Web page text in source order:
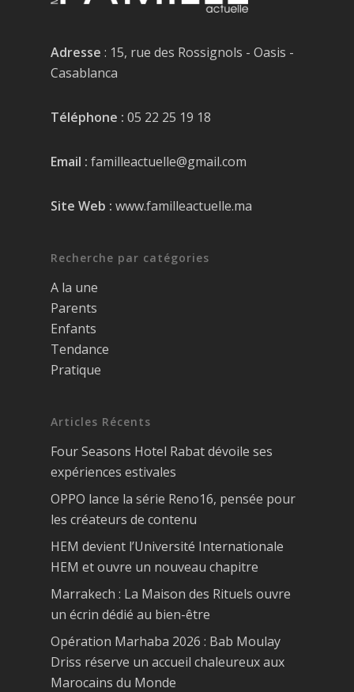
Adresse : 15, rue des Rossignols - Oasis -
Casablanca
Téléphone : 05 22 25 19 18
Email : familleactuelle@gmail.com
Site Web : www.familleactuelle.ma
Recherche par catégories
A la une
Parents
Enfants
Tendance
Pratique
Articles Récents
Four Seasons Hotel Rabat dévoile ses
expériences estivales
OPPO lance la série Reno16, pensée pour
les créateurs de contenu
HEM devient l’Université Internationale
HEM et ouvre un nouveau chapitre
Marrakech : La Maison des Rituels ouvre
un écrin dédié au bien-être
Opération Marhaba 2026 : Bab Moulay
Driss réserve un accueil chaleureux aux
Marocains du Monde